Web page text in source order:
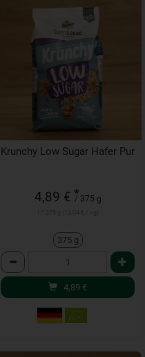
Krunchy Low Sugar Hafer Pur
4,89 € *
/ 375 g
375 g
Anzahl
4,89 €